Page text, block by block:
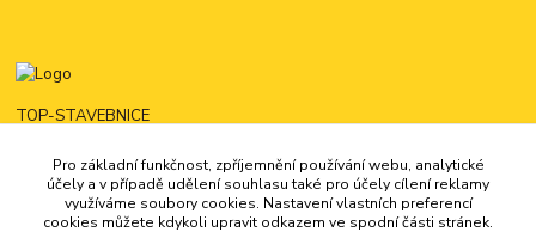
TOP-STAVEBNICE
725444321
16:00 - 22:00
Pro základní funkčnost, zpříjemnění používání webu, analytické
účely a v případě udělení souhlasu také pro účely cílení reklamy
využíváme soubory cookies. Nastavení vlastních preferencí
cookies můžete kdykoli upravit odkazem ve spodní části stránek.